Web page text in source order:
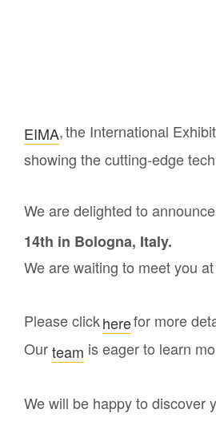
EIMA, the International
showing the cutting-edge
We are delighted to
14th in Bologna, Italy.
We are waiting to meet you at
Please clickherefor more
Ourteam is eager to learn
We will be happy to discover